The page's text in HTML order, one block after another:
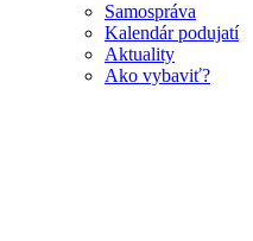
Samospráva
Kalendár podujatí
Aktuality
Ako vybaviť?